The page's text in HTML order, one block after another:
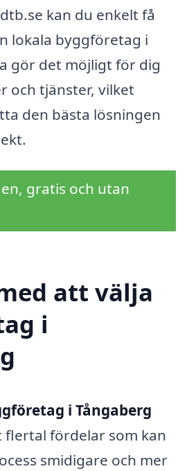
kan du enkelt få
lokala byggföretag i
gör det möjligt för dig
och tjänster, vilket
den bästa lösningen
gratis och utan
att välja
i
i Tångaberg
fördelar som kan
smidigare och mer